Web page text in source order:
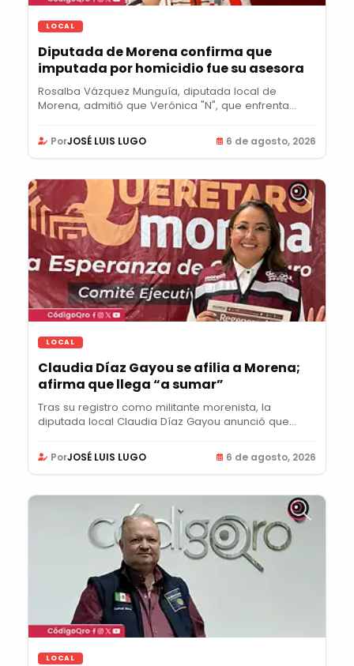
LOCAL
Diputada de Morena confirma que
imputada por homicidio fue su asesora
Rosalba Vázquez Munguía, diputada local de
Morena, admitió que Verónica "N", que enfrenta...
PorJOSÉ LUIS LUGO 6 de agosto, 2026
LOCAL
Claudia Díaz Gayou se afilia a Morena;
afirma que llega “a sumar”
Tras su registro como militante morenista, la
diputada local Claudia Díaz Gayou anunció que...
PorJOSÉ LUIS LUGO 6 de agosto, 2026
LOCAL